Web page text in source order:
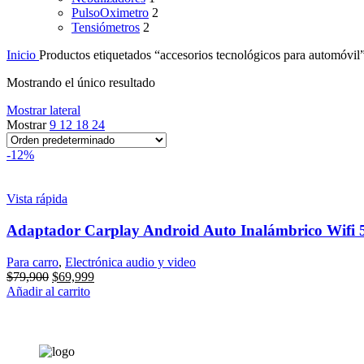
PulsoOximetro 2
Tensiómetros 2
Inicio Productos etiquetados “accesorios tecnológicos para
Mostrando el único resultado
Mostrar lateral
Mostrar9 12 18 24
-12%
Vista rápida
Adaptador Carplay Android Auto Inalámbrico Wifi
Para carro, Electrónica audio y video
$79,900 El
precio
$69,999El
Añadir al carrito